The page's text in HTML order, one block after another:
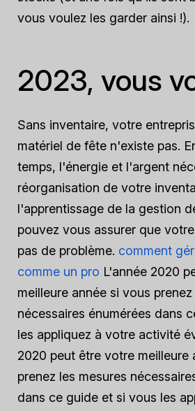
vous voulez les garder ainsi !).
2023, vous
Sans inventaire, votre
matériel de fête n'existe pas.
temps, l'énergie et l'argent
réorganisation de votre
l'apprentissage de la gestion
pouvez vous assurer que
pas de problème. comment
comme un pro L'année 2020
meilleure année si vous
nécessaires énumérées dans
les appliquez à votre activité
2020 peut être votre meilleure
prenez les mesures
dans ce guide et si vous les